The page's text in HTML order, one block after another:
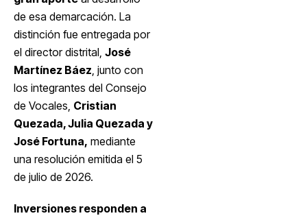
de esa demarcación. La
distinción fue entregada por
el director distrital, José
Martínez Báez , junto con
los integrantes del Consejo
de Vocales, Cristian
Quezada, Julia Quezada y
José Fortuna, mediante
una resolución emitida el 5
de julio de 2026.
Inversiones responden a